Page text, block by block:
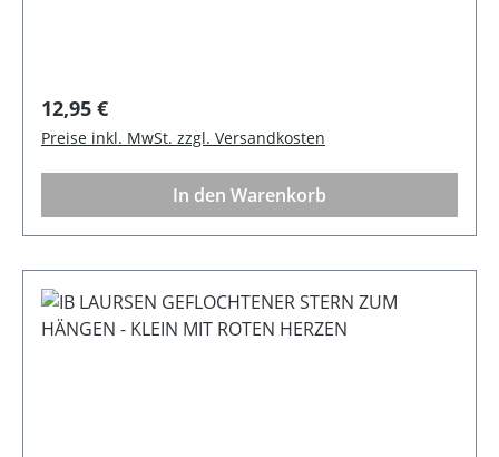
Regulärer Preis:
12,95 €
Preise inkl. MwSt. zzgl. Versandkosten
In den Warenkorb